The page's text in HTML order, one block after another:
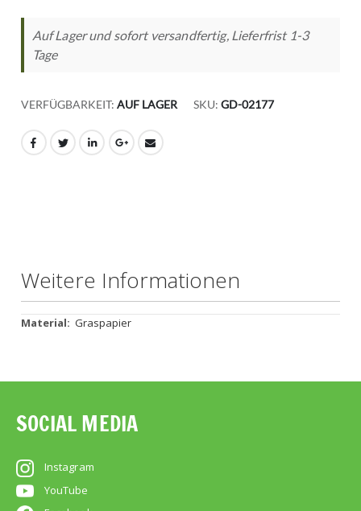
Auf Lager und sofort versandfertig, Lieferfrist 1-3
Tage
VERFÜGBARKEIT: AUF LAGER SKU GD-02177
Weitere Informationen
Weitere
Graspapier
SOCIAL MEDIA
Instagram
YouTube